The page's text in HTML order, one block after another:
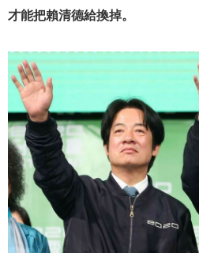
才能把賴清德給換掉。